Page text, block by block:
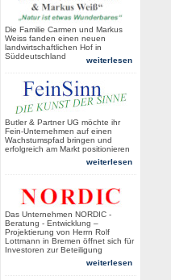
Die Familie Carmen und Markus
Weiss fanden einen neuen
landwirtschaftlichen Hof in
Süddeutschland
weiterlesen
Butler & Partner UG möchte ihr
Fein-Unternehmen auf einen
Wachstumspfad bringen und
erfolgreich am Markt positionieren
weiterlesen
Das Unternehmen NORDIC -
Beratung - Entwicklung –
Projektierung von Herrn Rolf
Lottmann in Bremen öffnet sich für
Investoren zur Beteiligung
weiterlesen